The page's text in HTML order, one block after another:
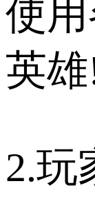
使
英
2.玩